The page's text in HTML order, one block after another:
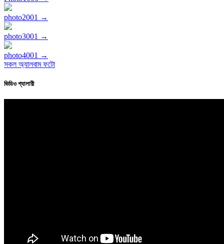
photo2001 →
photo3001 →
photo4001 →
সকল অ্যালবাম ফটো
ভিডিও গ্যালারী